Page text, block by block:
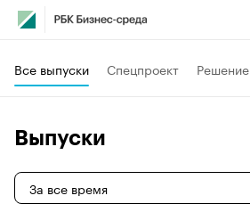
Все выпуски Спецпроект Решение
Выпуски
За все время